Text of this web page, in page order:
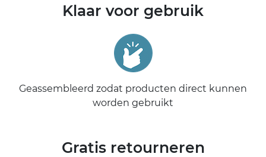
Klaar voor gebruik
Geassembleerd zodat producten direct kunnen
worden gebruikt
Gratis retourneren